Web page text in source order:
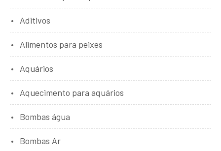
Aditivos
Alimentos para peixes
Aquários
Aquecimento para aquários
Bombas água
Bombas Ar